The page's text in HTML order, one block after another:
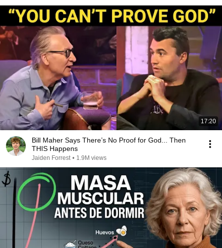
17:20
Bill Maher Says There’s No Proof for God... Then
THIS Happens
Jaiden Forrest • 1.9M views